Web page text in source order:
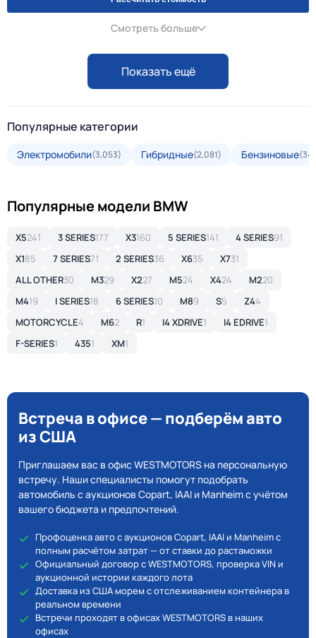
Смотреть больше
Показать ещё
Популярные категории
Электромобили(3,053) Гибридные(2,081) Бензиновые
Популярные модели BMW
X5241 3 SERIES177 X3160 5 SERIES141 4 SERIES91
X185 7 SERIES71 2 SERIES36 X635 X731
ALL OTHER30 M329 X227 M524 X424 M220
M419 I SERIES18 6 SERIES10 M89 S5 Z44
MOTORCYCLE4 M62 R1 I4 XDRIVE1 I4 EDRIVE1
F-SERIES1 4351 XM1
Встреча в офисе — подберём авто
из США
Приглашаем вас в офис WESTMOTORS на персональную
встречу. Наши специалисты помогут подобрать
автомобиль с аукционов Copart, IAAI и Manheim с учётом
вашего бюджета и предпочтений.
Профоценка авто с аукционов Copart, IAAI и Manheim с
полным расчётом затрат — от ставки до растаможки
Официальный договор с WESTMOTORS, проверка VIN и
аукционной истории каждого лота
Доставка из США морем с отслеживанием контейнера в
реальном времени
Встречи проходят в офисах WESTMOTORS в наших
офисах